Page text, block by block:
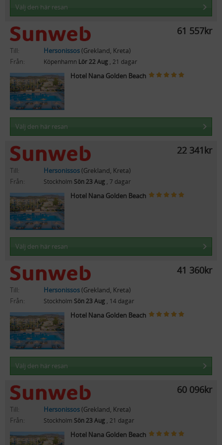
Välj den här resan
61 557kr
Till: Hersonissos(Grekland, Kreta)
Från:
Köpenhamn Lör 22 Aug , 21 dagar
Hotel Nana Golden Beach
Välj den här resan
22 341kr
Till: Hersonissos(Grekland, Kreta)
Från:
Stockholm Sön 23 Aug , 7 dagar
Hotel Nana Golden Beach
Välj den här resan
41 360kr
Till: Hersonissos(Grekland, Kreta)
Från:
Stockholm Sön 23 Aug , 14 dagar
Hotel Nana Golden Beach
Välj den här resan
60 096kr
Till: Hersonissos(Grekland, Kreta)
Från:
Stockholm Sön 23 Aug , 21 dagar
Hotel Nana Golden Beach